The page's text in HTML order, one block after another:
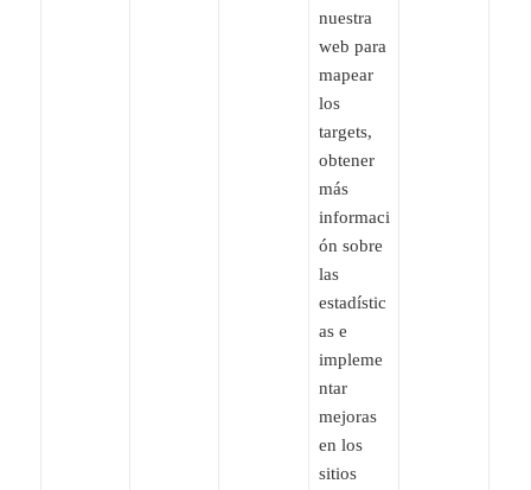
nuestra
web para
mapear
los
targets,
obtener
más
informaci
ón sobre
las
estadístic
as e
impleme
ntar
mejoras
en los
sitios